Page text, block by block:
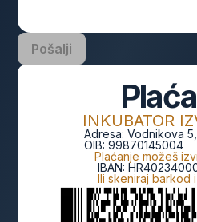
Pošalji
INKUBATOR
Adresa: Vodnikova
OIB: 99870145004
Plaćanje možeš
IBAN:
Ili skeniraj barkod